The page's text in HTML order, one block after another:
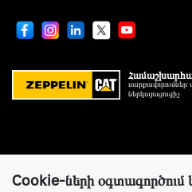
ներկայացուցիչ
օգտագործում է Cookie-ներ: Այս ֆայլերը
Cookie-ների օգտագործում և